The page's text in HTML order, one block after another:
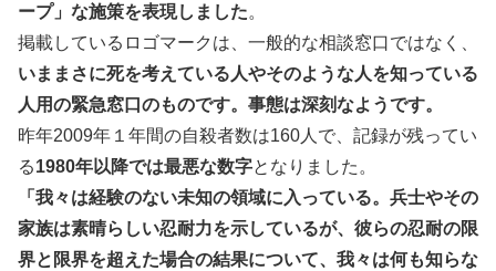
ープ」な施策を表現しました。
掲載しているロゴマークは、一般的な相談窓口ではなく、
いままさに死を考えている人やそのような人を知っている
人用の緊急窓口のものです。事態は深刻なようです。
昨年2009年１年間の自殺者数は160人で、記録が残ってい
る1980年以降では最悪な数字となりました。
「我々は経験のない未知の領域に入っている。兵士やその
家族は素晴らしい忍耐力を示しているが、彼らの忍耐の限
界と限界を超えた場合の結果について、我々は何も知らな